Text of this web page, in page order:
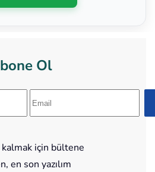
Ol
için bültene
en son yazılım